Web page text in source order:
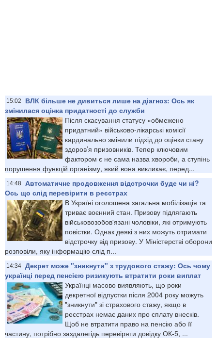
15:02
ВЛК більше не дивиться лише на діагноз: Ось як
змінилася оцінка придатності до служби
Після скасування статусу «обмежено
придатний» військово-лікарські комісії
кардинально змінили підхід до оцінки стану
здоров’я призовників. Тепер ключовим
фактором є не сама назва хвороби, а ступінь
порушення функцій організму, який вона викликає, перед...
14:48
Автоматичне продовження відстрочки буде чи ні?
Ось що слід перевірити в реєстрах
В Україні оголошена загальна мобілізація та
триває воєнний стан. Призову підлягають
військовозобов'язані чоловіки, які отримують
повістки. Однак деякі з них можуть отримати
відстрочку від призову. У Міністерстві оборони
розповіли, яку інформацію слід п...
14:34 Декрет може "зникнути" з трудового стажу: Ось чому
українці перед пенсією ризикують втратити роки виплат
Українці масово виявляють, що роки
декретної відпустки після 2004 року можуть
"зникнути" зі страхового стажу, якщо в
реєстрах немає даних про сплату внесків.
Щоб не втратити право на пенсію або її
частину, потрібно заздалегідь перевіряти довідку ОК-5, ...